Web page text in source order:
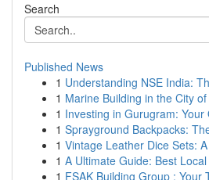
Search
Published News
1 Understanding NSE India:
1 Marine Building in the City
1 Investing in Gurugram: Your
1 Sprayground Backpacks:
1 Vintage Leather Dice Sets:
1 A Ultimate Guide: Best
1 FSAK Building Group : Your